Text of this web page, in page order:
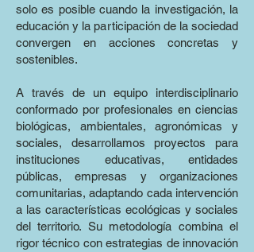
solo es posible cuando la investigación, la
educación y la participación de la sociedad
convergen en acciones concretas y
sostenibles.
A través de un equipo interdisciplinario
conformado por profesionales en ciencias
biológicas, ambientales, agronómicas y
sociales, desarrollamos proyectos para
instituciones educativas, entidades
públicas, empresas y organizaciones
comunitarias, adaptando cada intervención
a las características ecológicas y sociales
del territorio. Su metodología combina el
rigor técnico con estrategias de innovación